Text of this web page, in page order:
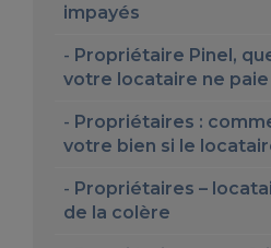
impayés
Propriétaire Pinel,
votre locataire ne paie
Propriétaires :
votre bien si le
Propriétaires –
de la colère